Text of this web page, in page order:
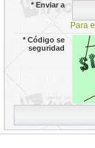
*Enviar a
Para
*Código se
seguridad